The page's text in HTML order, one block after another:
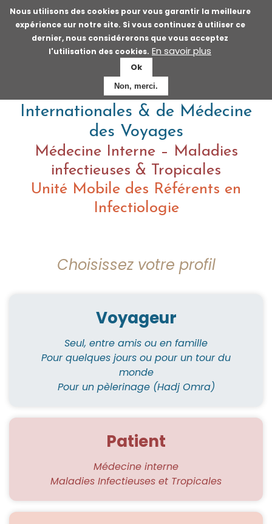
Nous utilisons des cookies pour vous garantir la meilleure
expérience sur notre site. Si vous continuez à utiliser ce
dernier, nous considérerons que vous acceptez
l'utilisation des cookies. En savoir plus
Ok
Non, merci.
Aller
au
contenu
principal
Centre de Vaccinations
Internationales & de Médecine
des Voyages
Médecine Interne – Maladies
infectieuses & Tropicales
Unité Mobile des Référents en
Infectiologie
Choisissez votre profil
Voyageur
Seul, entre amis ou en famille
Pour quelques jours ou pour un tour du
monde
Pour un pèlerinage (Hadj Omra)
Patient
Médecine interne
Maladies Infectieuses et Tropicales